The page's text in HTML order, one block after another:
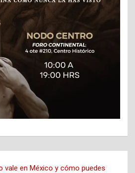
vale en México y cómo puedes